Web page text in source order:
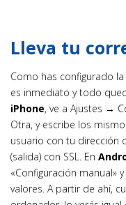
Lleva tu
Como has configurado
es inmediato y todo
iPhone, ve a Ajustes →
Otra, y escribe los
usuario con tu dirección
(salida) con SSL. En
«Configuración manual»
valores. A partir de ahí,